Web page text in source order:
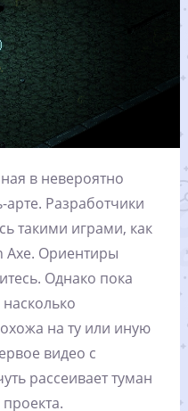
в невероятно
Разработчики
такими играми, как
Axe. Ориентиры
Однако пока
на ту или иную
видео с
рассеивает туман
проекта.